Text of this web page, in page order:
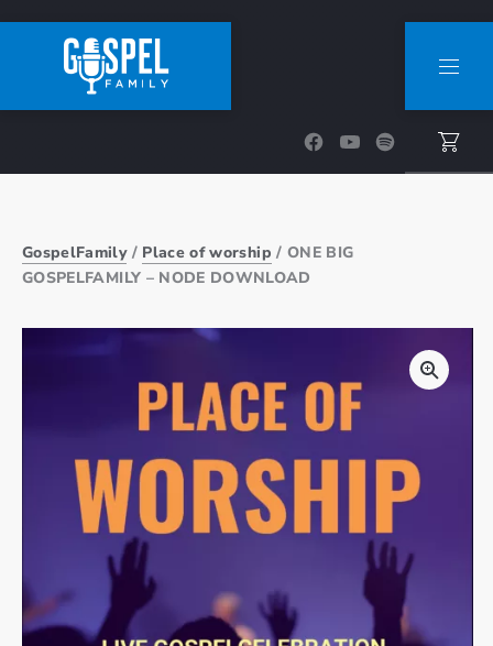
New Window
New Window
New Window
GospelFamily/ Place of worship / ONE BIG
GOSPELFAMILY – NODE DOWNLOAD